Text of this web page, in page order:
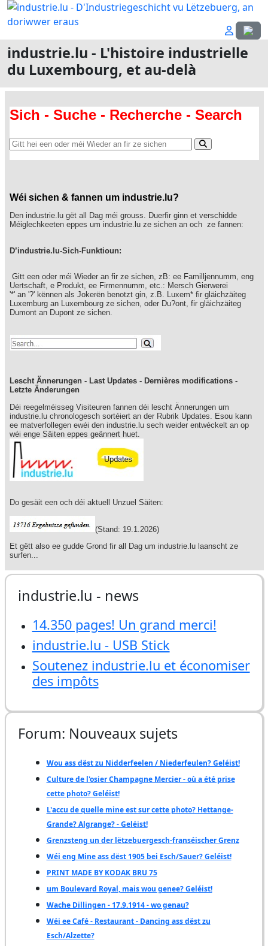
industrie.lu - L'histoire industrielle
du Luxembourg, et au-delà
industrie.lu - news
14.350 pages! Un grand merci!
industrie.lu - USB Stick
Soutenez industrie.lu et économiser
des impôts
Forum: Nouveaux sujets
Wou ass dëst zu Nidderfeelen / Niederfeulen? Geléist!
Culture de l'osier Champagne Mercier - où a été prise
cette photo? Geléist!
L'accu de quelle mine est sur cette photo? Hettange-
Grande? Algrange? - Geléist!
Grenzsteng un der lëtzebuergesch-franséischer Grenz
Wéi eng Mine ass dëst 1905 bei Esch/Sauer? Geléist!
PRINT MADE BY KODAK BRU 75
um Boulevard Royal, mais wou genee? Geléist!
Wache Dillingen - 17.9.1914 - wo genau?
Wéi ee Café - Restaurant - Dancing ass dëst zu
Esch/Alzette?